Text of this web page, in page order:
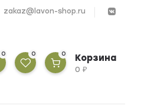
zakaz@lavon-shop.ru
0 0 0 Корзина
0₽